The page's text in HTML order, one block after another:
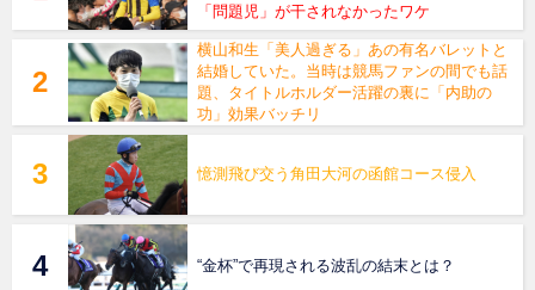
「問題児」が干されなかったワケ
横山和生「美人過ぎる」あの有名バレットと
結婚していた。当時は競馬ファンの間でも話
題、タイトルホルダー活躍の裏に「内助の
功」効果バッチリ
憶測飛び交う角田大河の函館コース侵入
“金杯”で再現される波乱の結末とは？